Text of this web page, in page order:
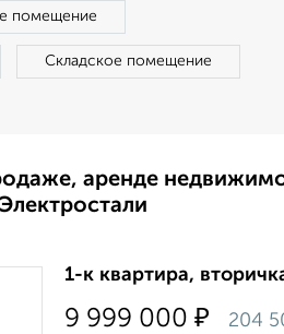
помещение
Складское помещение
аренде
1-к квартира,
9 999 000 ₽ 204